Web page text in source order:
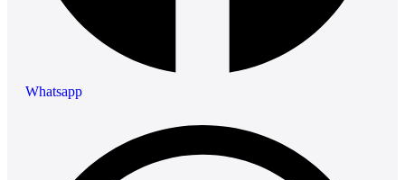
Whatsapp